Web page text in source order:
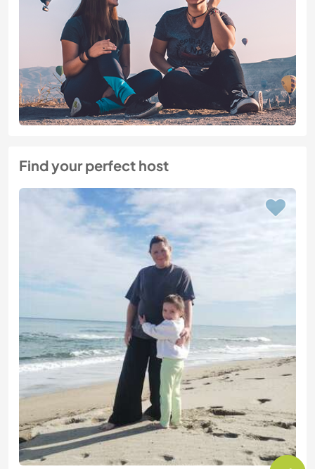
Find your perfect host